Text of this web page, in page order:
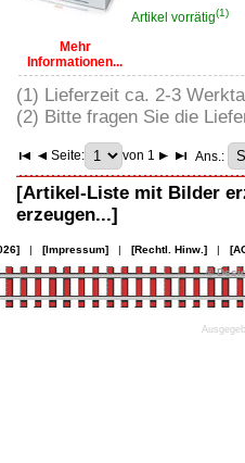
Mehr
Informationen...
Artikel vorrätig(1)
(1) Lieferzeit ca. 2-3
(2) Bitte fragen Sie die
Seite: von 1 Ans.:
[Artikel-Liste mit Bilder
erzeugen...]
| [Impressum]| [Rechtl. Hinw.]|
©